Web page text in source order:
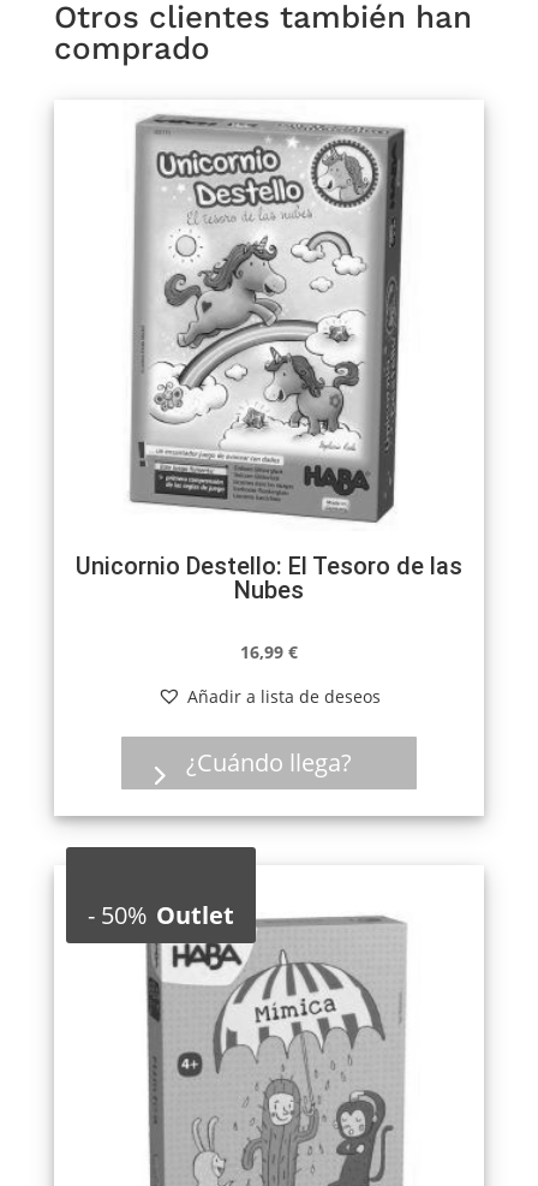
Otros clientes también han
comprado
Unicornio Destello: El Tesoro de las
Nubes
16,99 €
Añadir a lista de deseos
¿Cuándo llega?
-50% Outlet